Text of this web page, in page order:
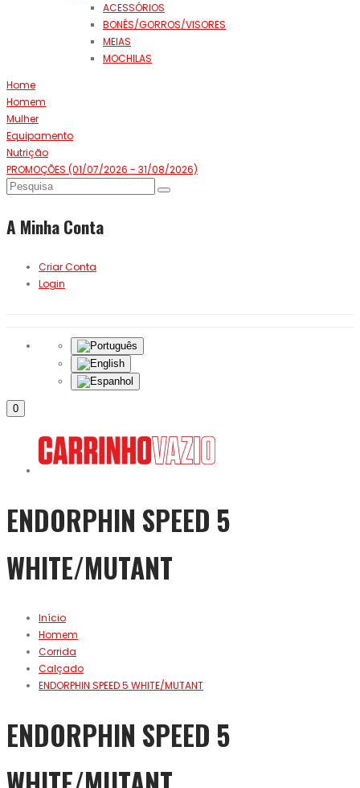
ACESSÓRIOS
BONÉS/GORROS/VISORES
MEIAS
MOCHILAS
Home
Homem
Mulher
Equipamento
Nutrição
PROMOÇÕES (01/07/2026 - 31/08/2026)
A Minha Conta
Criar Conta
Login
0
ENDORPHIN SPEED 5
WHITE/MUTANT
Início
Homem
Corrida
Calçado
ENDORPHIN SPEED 5 WHITE/MUTANT
ENDORPHIN SPEED 5